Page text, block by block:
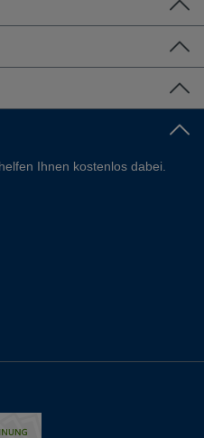
Ihnen kostenlos dabei.